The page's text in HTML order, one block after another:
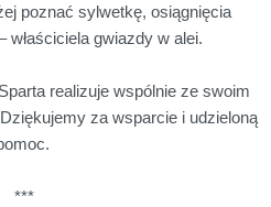
poznać sylwetkę, osiągnięcia
właściciela gwiazdy w alei.
realizuje wspólnie ze swoim
za wsparcie i udzieloną
***